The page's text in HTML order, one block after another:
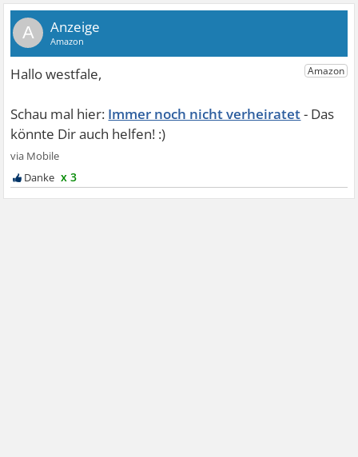
A
Immer noch nicht verheiratet
x 3